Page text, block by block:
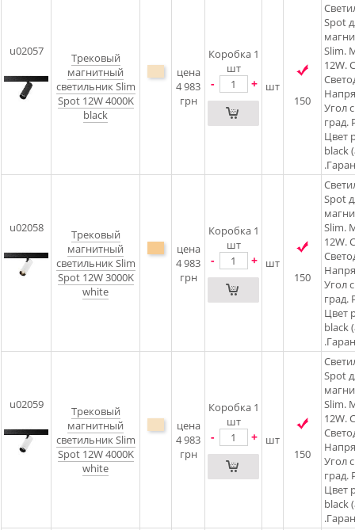
u02057
Трековый
магнитный
светильник Slim
Spot 12W 4000K
black
цена
4 983
грн
Коробка 1
шт
- +
шт
150
Spot
Slim.
12W.
Угол
град.
Цвет
black
u02058
Трековый
магнитный
светильник Slim
Spot 12W 3000K
white
цена
4 983
грн
Коробка 1
шт
- +
шт
150
Spot
Slim.
12W.
Угол
град.
Цвет
black
u02059
Трековый
магнитный
светильник Slim
Spot 12W 4000K
white
цена
4 983
грн
Коробка 1
шт
- +
шт
150
Spot
Slim.
12W.
Угол
град.
Цвет
black